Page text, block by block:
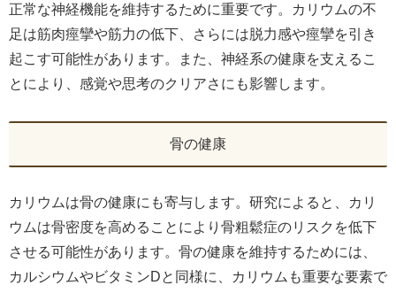
正常な神経機能を維持するために重要です。カリウムの不
足は筋肉痙攣や筋力の低下、さらには脱力感や痙攣を引き
起こす可能性があります。また、神経系の健康を支えるこ
とにより、感覚や思考のクリアさにも影響します。
骨の健康
カリウムは骨の健康にも寄与します。研究によると、カリ
ウムは骨密度を高めることにより骨粗鬆症のリスクを低下
させる可能性があります。骨の健康を維持するためには、
カルシウムやビタミンDと同様に、カリウムも重要な要素で